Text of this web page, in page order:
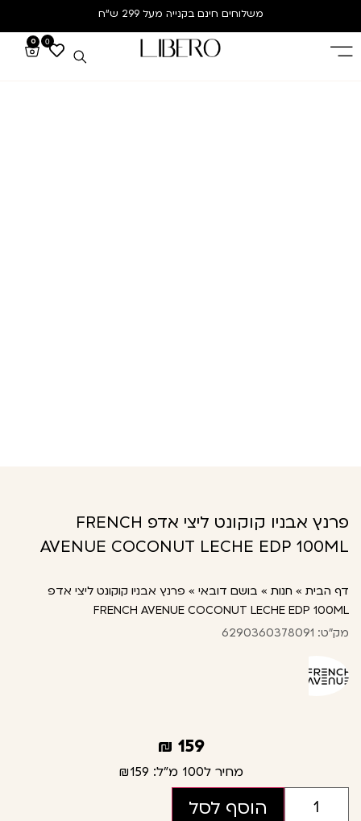
משלוחים חינם בקנייה מעל 299 ש”ח
0
0
פרנץ אבניו קוקונט ליצי אדפ FRENCH
AVENUE COCONUT LECHE EDP 100ML
דף הבית » חנות » בושם דובאי » פרנץ אבניו קוקונט ליצי אדפ
FRENCH AVENUE COCONUT LECHE EDP 100ML
מק"ט: 6290360378091
159
₪
מחיר ל100 מ"ל: ₪159
הוסף לסל